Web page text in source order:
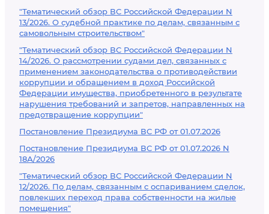
"Тематический обзор ВС Российской Федерации N
13/2026. О судебной практике по делам, связанным с
самовольным строительством"
"Тематический обзор ВС Российской Федерации N
14/2026. О рассмотрении судами дел, связанных с
применением законодательства о противодействии
коррупции и обращением в доход Российской
Федерации имущества, приобретенного в результате
нарушения требований и запретов, направленных на
предотвращение коррупции"
Постановление Президиума ВС РФ от 01.07.2026
Постановление Президиума ВС РФ от 01.07.2026 N
18А/2026
"Тематический обзор ВС Российской Федерации N
12/2026. По делам, связанным с оспариванием сделок,
повлекших переход права собственности на жилые
помещения"